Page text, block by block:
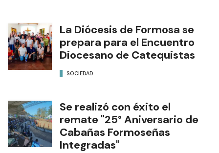
La Diócesis de Formosa se
prepara para el Encuentro
Diocesano de Catequistas
SOCIEDAD
Se realizó con éxito el
remate "25° Aniversario de
Cabañas Formoseñas
Integradas"